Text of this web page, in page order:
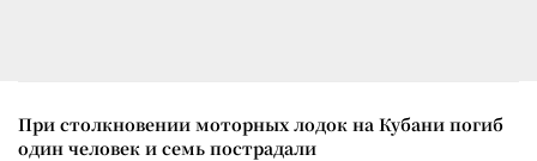
При столкновении моторных лодок на Кубани погиб
один человек и семь пострадали